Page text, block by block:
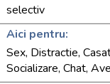
selectiv
Aici pentru:
Sex, Distractie,
Socializare, Chat,